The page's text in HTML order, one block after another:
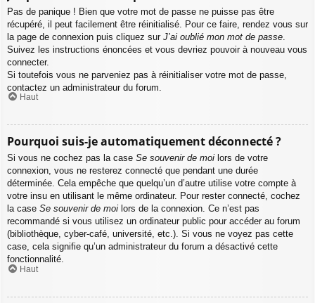
Pas de panique ! Bien que votre mot de passe ne puisse pas être
récupéré, il peut facilement être réinitialisé. Pour ce faire, rendez vous sur
la page de connexion puis cliquez sur J’ai oublié mon mot de passe
Suivez les instructions énoncées et vous devriez pouvoir à nouveau vous
connecter.
Si toutefois vous ne parveniez pas à réinitialiser votre mot de passe,
contactez un administrateur du forum.
Haut
Pourquoi suis-je automatiquement déconnecté ?
Si vous ne cochez pas la case Se souvenir de moi lors de votre
connexion, vous ne resterez connecté que pendant une durée
déterminée. Cela empêche que quelqu’un d’autre utilise votre compte à
votre insu en utilisant le même ordinateur. Pour rester connecté, cochez
la case Se souvenir de moi lors de la connexion. Ce n’est pas
recommandé si vous utilisez un ordinateur public pour accéder au forum
(bibliothèque, cyber-café, université, etc.). Si vous ne voyez pas cette
case, cela signifie qu’un administrateur du forum a désactivé cette
fonctionnalité.
Haut